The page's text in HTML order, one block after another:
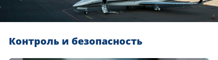
Контроль и безопасность